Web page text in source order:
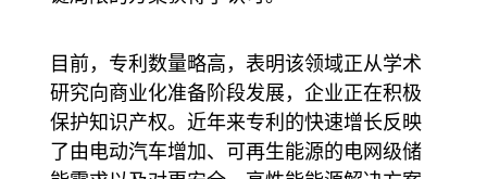
目前，专利数量略高，表明该领域正从学术
研究向商业化准备阶段发展，企业正在积极
保护知识产权。近年来专利的快速增长反映
了由电动汽车增加、可再生能源的电网级储